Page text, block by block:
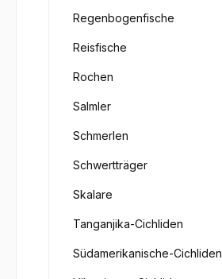
Regenbogenfische
Reisfische
Rochen
Salmler
Schmerlen
Schwertträger
Skalare
Tanganjika-Cichliden
Südamerikanische-Cichliden